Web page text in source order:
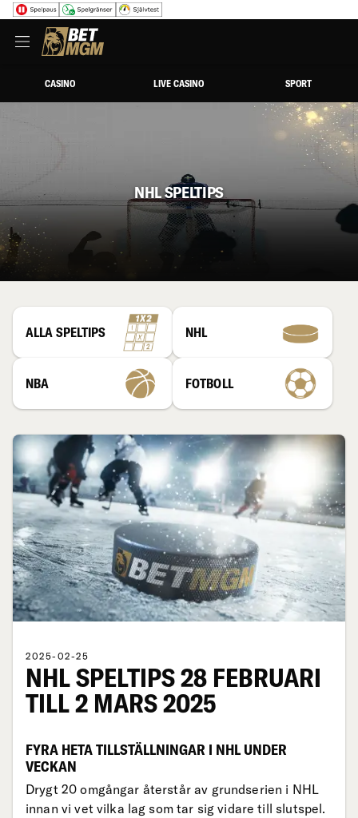
CASINO LIVE CASINO SPORT
NHL SPELTIPS
ALLA SPELTIPS NHL
NBA FOTBOLL
2025-02-25
NHL SPELTIPS 28 FEBRUARI
TILL 2 MARS 2025
FYRA HETA TILLSTÄLLNINGAR I NHL UNDER
VECKAN
Drygt 20 omgångar återstår av grundserien i NHL
innan vi vet vilka lag som tar sig vidare till slutspel.